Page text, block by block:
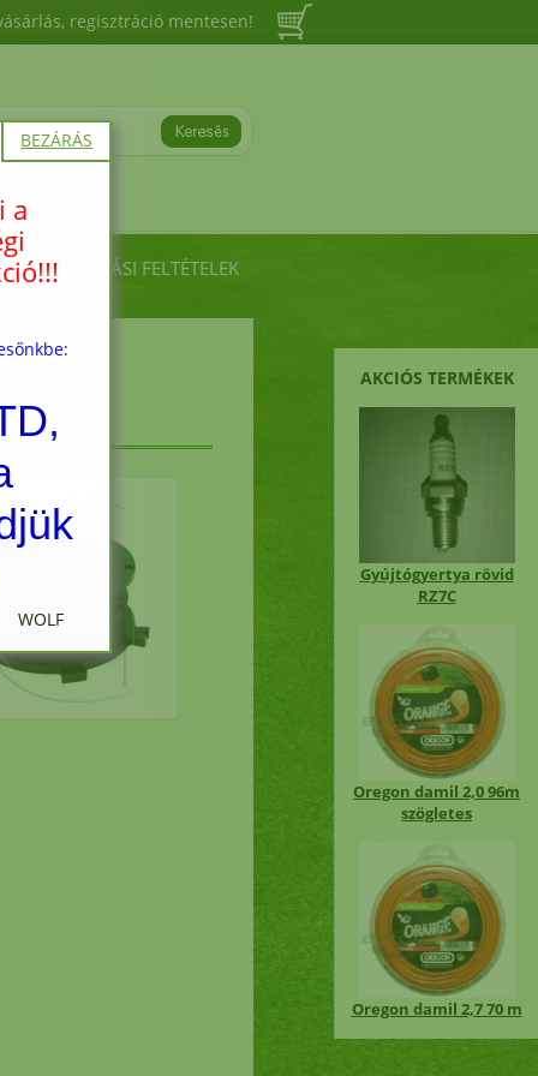
regisztráció mentesen!
SZÁLLÍTÁSI FELTÉTELEK
AKCIÓS TERMÉKEK
Gyújtógyertya rövid
RZ7C
Oregon damil 2,0 96m
szögletes
Oregon damil 2,7 70 m
BEZÁRÁS
a